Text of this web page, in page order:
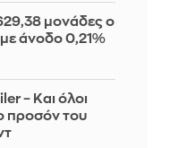
μονάδες ο
με άνοδο 0,21%
– Και όλοι
προσόν του